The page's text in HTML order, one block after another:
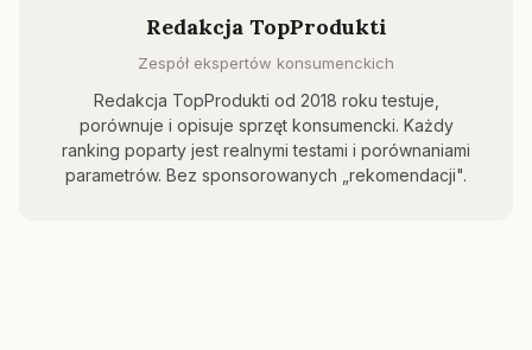
Redakcja TopProdukti
Zespół ekspertów konsumenckich
Redakcja TopProdukti od 2018 roku testuje,
porównuje i opisuje sprzęt konsumencki. Każdy
ranking poparty jest realnymi testami i porównaniami
parametrów. Bez sponsorowanych „rekomendacji".